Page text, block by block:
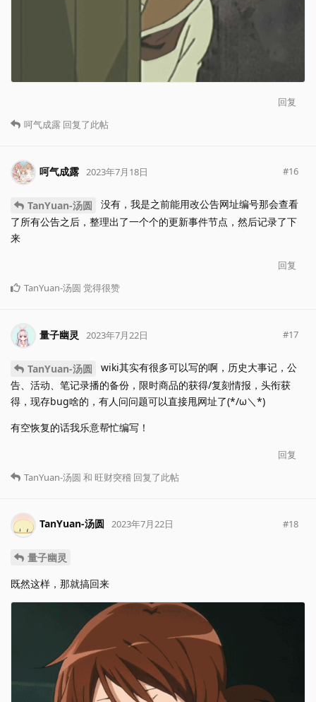
回复
呵气成露 回复了此帖
呵气成露 2023年7月18日 #16
TanYuan-汤圆
没有，我是之前能用改公告网址编号那会查看
了所有公告之后，整理出了一个个的更新事件节点，然后记录了下
来
回复
TanYuan-汤圆 觉得很赞
量子幽灵 2023年7月22日 #17
TanYuan-汤圆
wiki其实有很多可以写的啊，历史大事记，公
告、活动、笔记录播的备份，限时商品的获得/复刻情报，头衔获
得，现存bug啥的，有人问问题可以直接甩网址了(*/ω＼*)
有空恢复的话我乐意帮忙编写！
回复
TanYuan-汤圆 和 旺财突稽 回复了此帖
TanYuan-汤圆 2023年7月22日 #18
量子幽灵
既然这样，那就搞回来